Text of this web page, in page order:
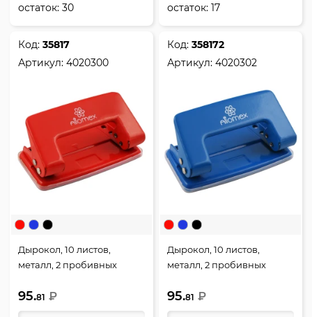
остаток:30 остаток:17
Код:35817
Артикул:4020300
Дырокол, 10 листов,
металл, 2 пробивных
Attomex, 4020300
95.81 ₽
Код:358172
Артикул:4020302
Дырокол, 10 листов,
металл, 2 пробивных
Attomex, 4020302
95.81 ₽